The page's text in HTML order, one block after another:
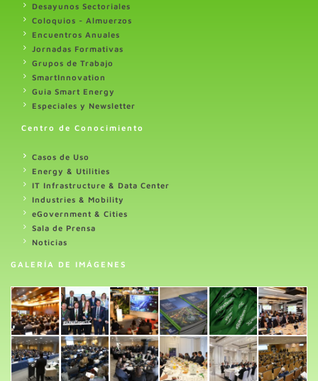
Desayunos Sectoriales
Coloquios - Almuerzos
Encuentros Anuales
Jornadas Formativas
Grupos de Trabajo
SmartInnovation
Guia Smart Energy
Especiales y Newsletter
Centro de Conocimiento
Casos de Uso
Energy & Utilities
IT Infrastructure & Data Center
Industries & Mobility
eGovernment & Cities
Sala de Prensa
Noticias
GALERÍA DE IMÁGENES